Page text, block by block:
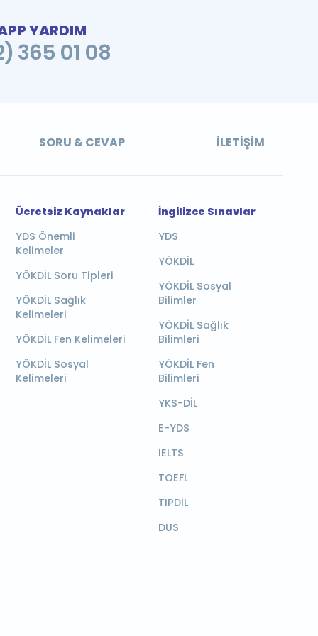
YARDIM
365 01 08
SORU & CEVAP İLETIŞIM
Ücretsiz Kaynaklar
YDS Önemli
Kelimeler
YÖKDİL Soru Tipleri
YÖKDİL Sağlık
Kelimeleri
YÖKDİL Fen Kelimeleri
YÖKDİL Sosyal
Kelimeleri
İngilizce Sınavlar
YDS
YÖKDİL
YÖKDİL Sosyal
Bilimler
YÖKDİL Sağlık
Bilimleri
YÖKDİL Fen
Bilimleri
YKS-DİL
E-YDS
IELTS
TOEFL
TIPDİL
DUS